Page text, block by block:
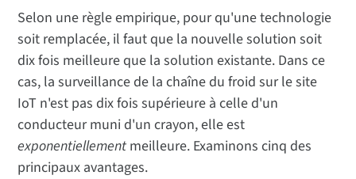
Selon une règle empirique, pour qu'une technologie
soit remplacée, il faut que la nouvelle solution soit
dix fois meilleure que la solution existante. Dans ce
cas, la surveillance de la chaîne du froid sur le site
IoT n'est pas dix fois supérieure à celle d'un
conducteur muni d'un crayon, elle est
exponentiellement meilleure. Examinons cinq des
principaux avantages.